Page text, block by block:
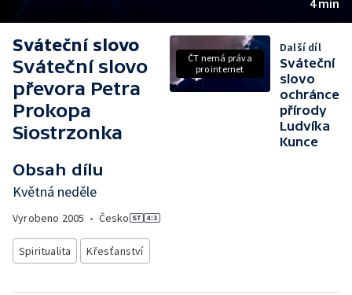
4 min
Sváteční slovo
Sváteční slovo
převora Petra
Prokopa
Siostrzonka
Obsah dílu
Květná neděle
Vyrobeno 2005 • Česko
Spiritualita Křesťanství
ČT nemá práva
pro internet
Další díl
Sváteční
slovo
ochránce
přírody
Ludvíka
Kunce